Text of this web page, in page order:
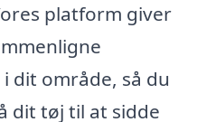
platform giver
dit område, så du
dit tøj til at sidde